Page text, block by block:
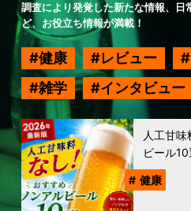
調査により発覚した新たな情報、日
ど、お役立ち情報が満載！
健康 レビュー
雑学
インタビュー
人工甘
ビール
健康